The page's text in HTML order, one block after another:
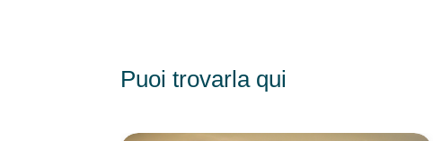
Puoi trovarla qui